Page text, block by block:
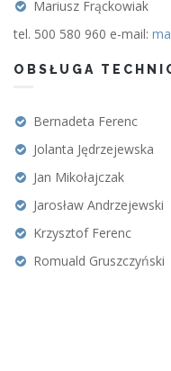
Mariusz Frąckowiak
tel. 500 580 960 e-mail:
OBSŁUGA
Bernadeta Ferenc
Jolanta Jędrzejewska
Jan Mikołajczak
Jarosław Andrzejewski
Krzysztof Ferenc
Romuald Gruszczyński